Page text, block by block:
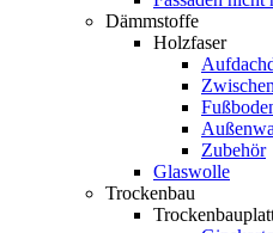
Dämmstoffe
Holzfaser
Zubehör
Glaswolle
Trockenbau